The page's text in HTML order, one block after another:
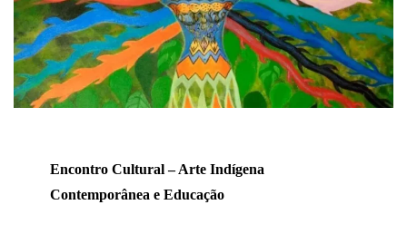
Encontro Cultural – Arte Indígena
Contemporânea e Educação